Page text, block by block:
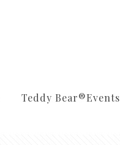
Teddy Bear®️Events